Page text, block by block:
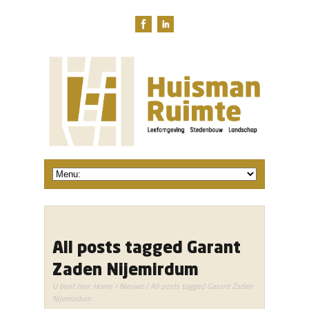
All posts tagged Garant
Zaden Nijemirdum
U bent hier: Home / Nieuws/ All posts tagged Garant Zaden
Nijemirdum